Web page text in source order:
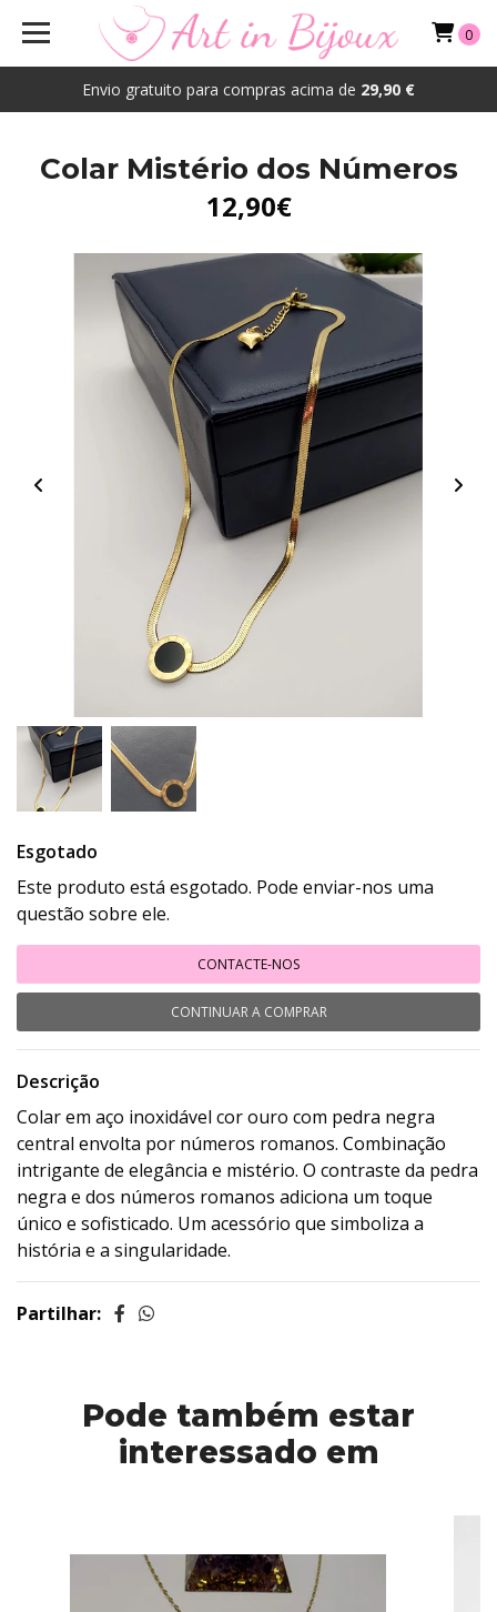
Envio gratuito para compras acima de 29,90 €
0
Colar Mistério dos Números
12,90€
Esgotado
Este produto está esgotado. Pode enviar-nos uma
questão sobre ele.
CONTACTE-NOS
CONTINUAR A COMPRAR
Descrição
Colar em aço inoxidável cor ouro com pedra negra
central envolta por números romanos. Combinação
intrigante de elegância e mistério. O contraste da pedra
negra e dos números romanos adiciona um toque
único e sofisticado. Um acessório que simboliza a
história e a singularidade.
Partilhar:
Pode também estar
interessado em